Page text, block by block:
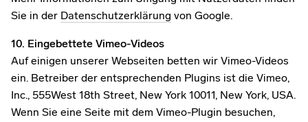
Sie in der Datenschutzerklärung von Google.
10. Eingebettete Vimeo-Videos
Auf einigen unserer Webseiten betten wir Vimeo-Videos
ein. Betreiber der entsprechenden Plugins ist die Vimeo,
Inc., 555West 18th Street, New York 10011, New York, USA.
Wenn Sie eine Seite mit dem Vimeo-Plugin besuchen,